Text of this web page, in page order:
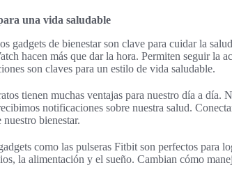
una vida saludable
gadgets de bienestar son clave para cuidar la
hacen más que dar la hora. Permiten seguir la
son claves para un estilo de vida saludable.
tienen muchas ventajas para nuestro día a día.
notificaciones sobre nuestra salud.
nuestro bienestar.
como las pulseras Fitbit son perfectos para
la alimentación y el sueño. Cambian cómo